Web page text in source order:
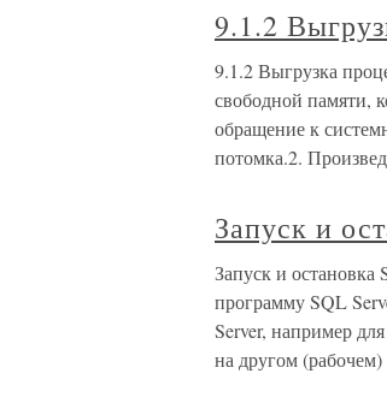
9.1.2
9.1.2 Выгрузка
свободной памяти,
обращение к
потомка.2.
Запуск и
Запуск и остановка
программу SQL
Server, например
на другом